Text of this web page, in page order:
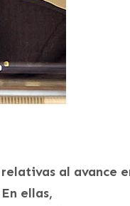
al avance
ellas,